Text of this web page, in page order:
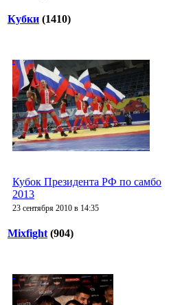
Кубки (1410)
Кубок Президента РФ по самбо
2013
23 сентября 2010 в 14:35
Mixfight (904)